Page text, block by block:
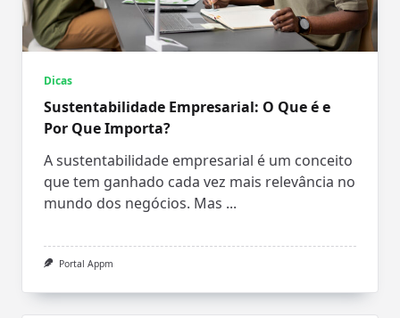
Dicas
Sustentabilidade Empresarial: O Que é e
Por Que Importa?
A sustentabilidade empresarial é um conceito
que tem ganhado cada vez mais relevância no
mundo dos negócios. Mas ...
Portal Appm